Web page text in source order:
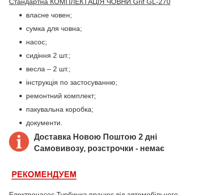
власне човен;
сумка для човна;
насос;
сидіння 2 шт.;
весла – 2 шт.;
інструкція по застосуванню;
ремонтний комплект;
пакувальна коробка;
документи.
Доставка Новою Поштою 2 дні
Самовивозу, розстрочки - немає